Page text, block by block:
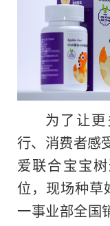
为了让
行、消费者感
爱联合宝宝
位，现场种草
一事业部全国